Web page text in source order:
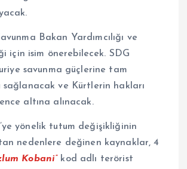
Bakan Yardımcılığı ve
için isim önerebilecek. SDG
savunma güçlerine tam
sağlanacak ve Kürtlerin hakları
altına alınacak.
yönelik tutum değişikliğinin
nedenlere değinen kaynaklar, 4
Kobani” kod adlı terörist